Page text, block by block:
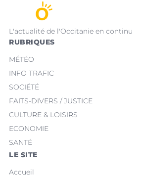
L'actualité de l'Occitanie en continu
RUBRIQUES
MÉTÉO
INFO TRAFIC
SOCIÉTÉ
FAITS-DIVERS / JUSTICE
CULTURE & LOISIRS
ECONOMIE
SANTÉ
LE SITE
Accueil